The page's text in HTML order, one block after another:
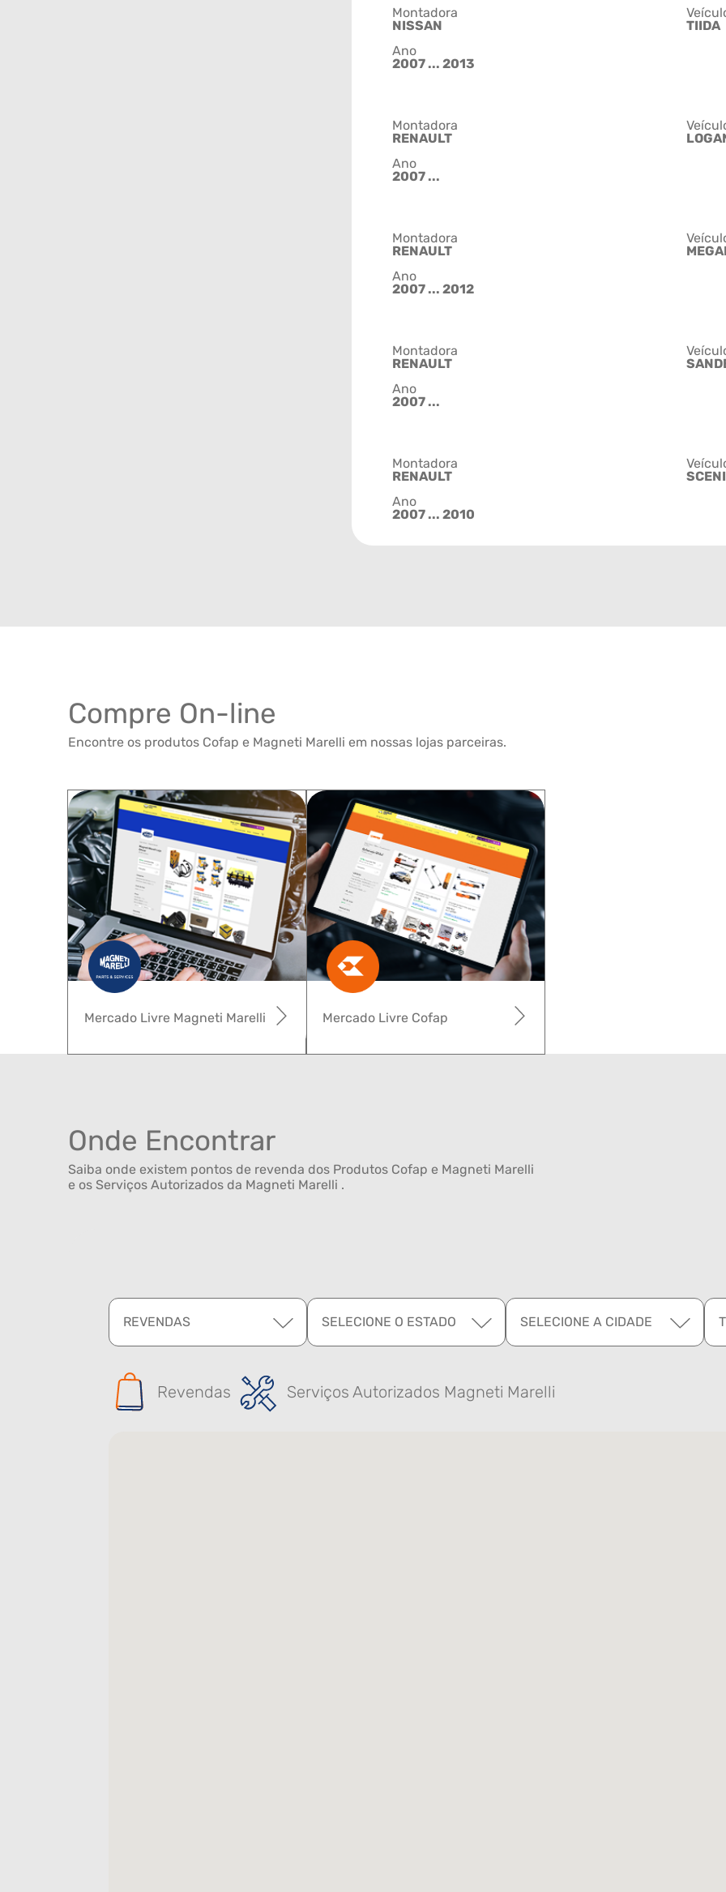
Montadora
NISSAN
TIIDA
Ano
2007 ... 2013
Montadora
RENAULT
Ano
2007 ...
Montadora
RENAULT
Ano
2007 ... 2012
Montadora
RENAULT
Ano
2007 ...
Montadora
RENAULT
Ano
2007 ... 2010
Compre On-line
Encontre os produtos Cofap e Magneti Marelli em nossas lojas parceiras.
Mercado Livre Cofap
Mercado Livre Magneti Marelli
Onde Encontrar
Saiba onde existem pontos de revenda dos Produtos Cofap e Magneti Marelli
e os Serviços Autorizados da Magneti Marelli .
REVENDAS SELECIONE O ESTADO SELECIONE A CIDADE
Revendas Serviços Autorizados Magneti Marelli